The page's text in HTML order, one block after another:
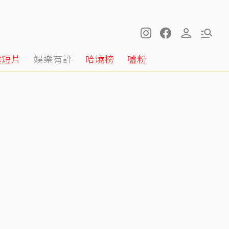
片 娛樂有評 哈燒榜 噓粉